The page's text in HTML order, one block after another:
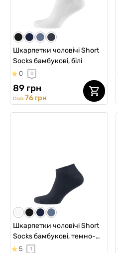
Шкарпетки чоловічі Short
Socks бамбукові, білі
0 0
89 грн
Club:76 грн
Шкарпетки чоловічі Short
Socks бамбукові, темно-
сірі
5 1